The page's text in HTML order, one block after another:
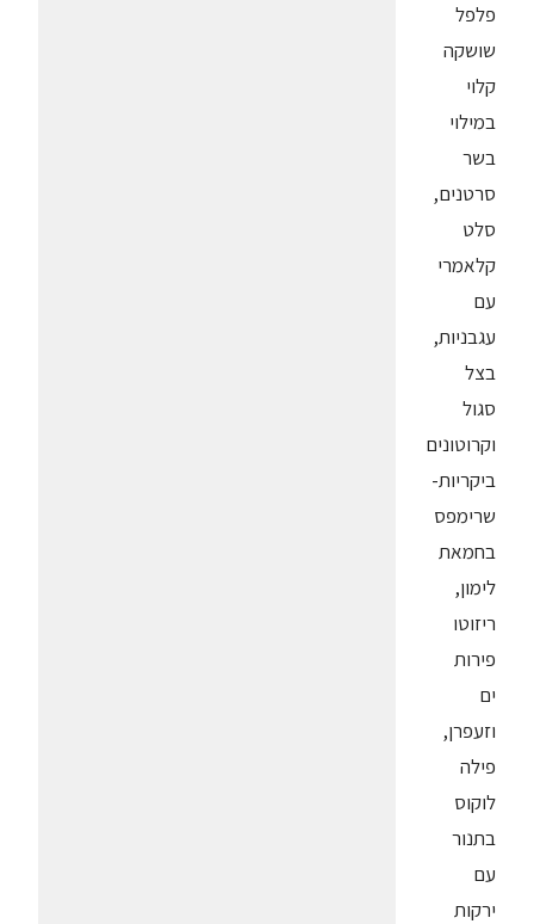
פלפל
שושקה
קלוי
במילוי
בשר
סרטנים,
סלט
קלאמרי
עם
עגבניות,
בצל
סגול
וקרוטונים
ביקריות-
שרימפס
בחמאת
לימון,
ריזוטו
פירות
ים
וזעפרן,
פילה
לוקוס
בתנור
עם
ירקות